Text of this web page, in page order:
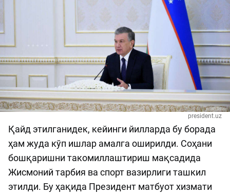
president.uz
Қайд этилганидек, кейинги йилларда бу борада
ҳам жуда кўп ишлар амалга оширилди. Соҳани
бошқаришни такомиллаштириш мақсадида
Жисмоний тарбия ва спорт вазирлиги ташкил
этилди. Бу ҳақида Президент матбуот хизмати